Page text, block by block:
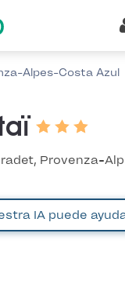
Alpes-Costa Azul
Provenza-